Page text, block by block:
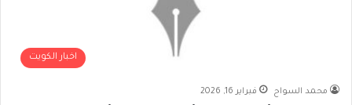
اخبار الكويت
محمد السواح فبراير 16, 2026